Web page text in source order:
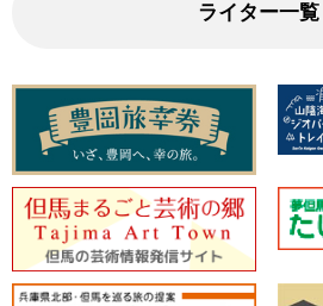
ライター一覧